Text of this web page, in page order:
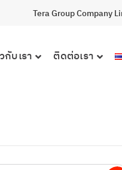
Tera Group Company
กับเรา ติดต่อเรา